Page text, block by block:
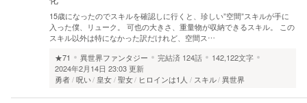
15歳になったのでスキルを確認しに行くと、珍しい”空間”スキルが手に
入った僕、リューク。 可也の大きさ、重量物が収納できるスキル。 この
スキル以外は特になかった訳だけれど、空間ス…
★71
異世界ファンタジー 完結済 124話
142,122文字
2024年2月14日 23:03 更新
勇者 呪い 皇女 聖女 ヒロインは1人 スキル 異世界